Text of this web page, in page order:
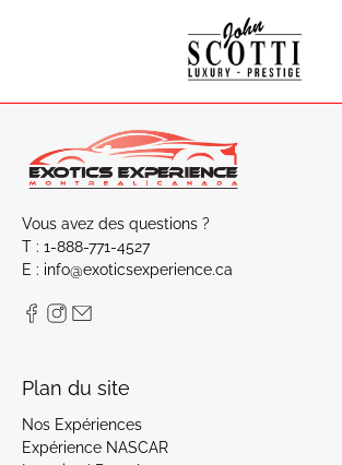
Vous avez des questions ?
T : 1-888-771-4527
E : info@exoticsexperience.ca
Plan du site
Nos Expériences
Expérience NASCAR